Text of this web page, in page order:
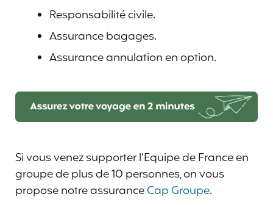
Responsabilité civile.
Assurance bagages.
Assurance annulation en option.
Si vous venez supporter l’Equipe de France en
groupe de plus de 10 personnes, on vous
propose notre assuranceCap Groupe.